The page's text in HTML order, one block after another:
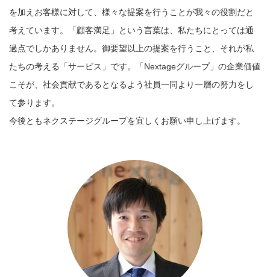
を加えお客様に対して、様々な提案を行うことが我々の役割だと
考えています。「顧客満足」という言葉は、私たちにとっては通
過点でしかありません。御要望以上の提案を行うこと、それが私
たちの考える「サービス」です。「Nextageグループ」の企業価値
こそが、社会貢献であるとなるよう社員一同より一層の努力をし
て参ります。
今後ともネクステージグループを宜しくお願い申し上げます。